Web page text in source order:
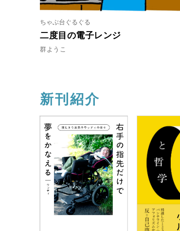
ちゃぶ台ぐるぐる
二度目の電子レンジ
群ようこ
新刊紹介